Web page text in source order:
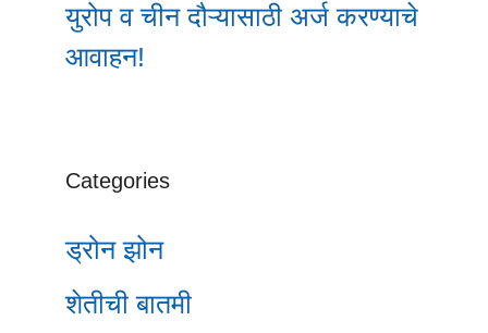
युरोप व चीन दौऱ्यासाठी अर्ज करण्याचे
आवाहन!
Categories
ड्रोन झोन
शेतीची बातमी